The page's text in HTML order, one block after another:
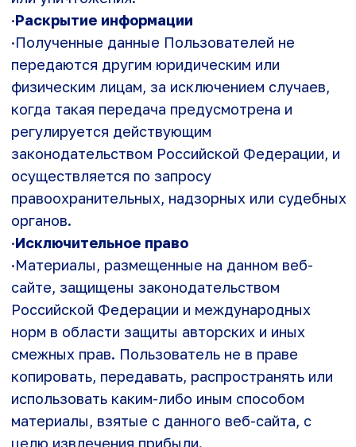
предварительного уведомления вносить
изменения и дополнения в текст настоящей
Политики конфиденциальности.
·По всем вопросам, связанным с настоящей
Политикой конфиденциальности (в том числе:
отказ от участия в массовой рассылке,
прекращение действия согласия на обработку
персональных данных) пользователь может
связаться с представителем «Молвер» (ООО
info@molver.ru
Molver
О Molver
Molver.Booster
Molver.Trainer
Блог
E-mail:
info@molver.ru